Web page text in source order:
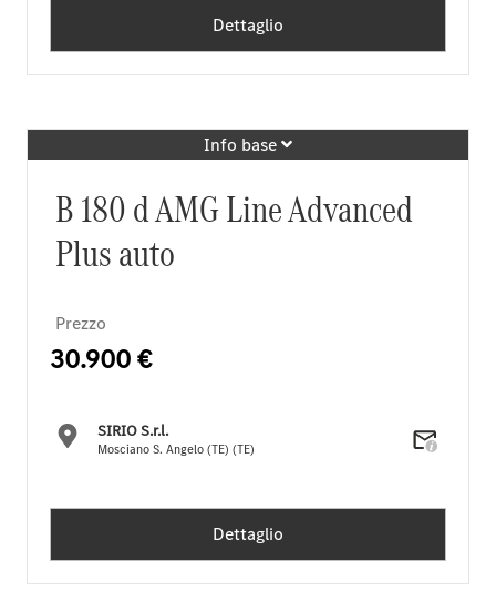
Dettaglio
Info base
B 180 d AMG Line Advanced
Plus auto
Prezzo
30.900 €
SIRIO S.r.l.
Mosciano S. Angelo (TE) (TE)
Dettaglio